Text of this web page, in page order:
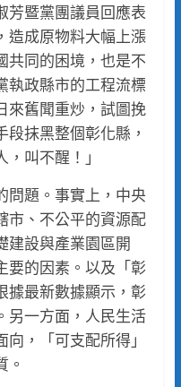
芳暨黨團議員回應表
造成原物料大幅上漲
共同的困境，也是不
執政縣市的工程流標
來舊聞重炒，試圖挽
抹黑整個彰化縣，
叫不醒！」
問題。事實上，中央
市、不公平的資源配
建設與產業園區開
要的因素。以及「彰
據最新數據顯示，彰
另一方面，人民生活
，「可支配所得」
。